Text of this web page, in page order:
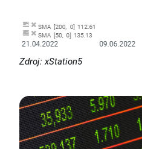
Zdroj: xStation5